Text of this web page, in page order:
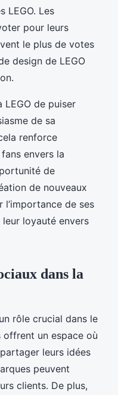
LEGO. Les
pour leurs
le plus de votes
design de LEGO
LEGO de puiser
de sa
renforce
envers la
de
de nouveaux
l’importance de ses
loyauté envers
dans la
rôle crucial dans le
un espace où
leurs idées
peuvent
clients. De plus,